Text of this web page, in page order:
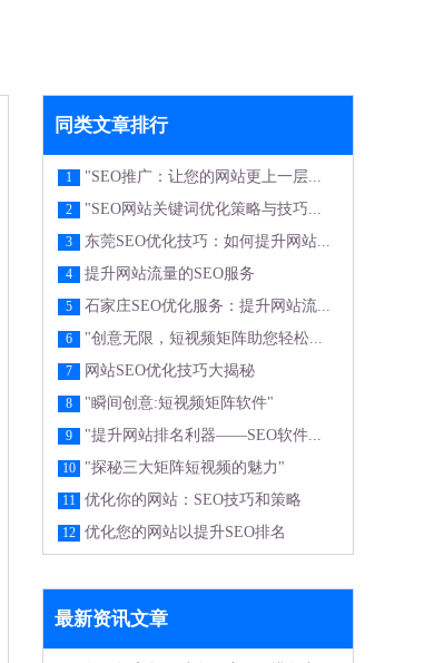
同类文章排行
1 "SEO推广：让您的网站更上一层...
2 "SEO网站关键词优化策略与技巧...
3 东莞SEO优化技巧：如何提升网站...
4 提升网站流量的SEO服务
5 石家庄SEO优化服务：提升网站流...
6 "创意无限，短视频矩阵助您轻松...
7 网站SEO优化技巧大揭秘
8 "瞬间创意:短视频矩阵软件"
9 "提升网站排名利器——SEO软件...
10 "探秘三大矩阵短视频的魅力"
11 优化你的网站：SEO技巧和策略
12 优化您的网站以提升SEO排名
最新资讯文章